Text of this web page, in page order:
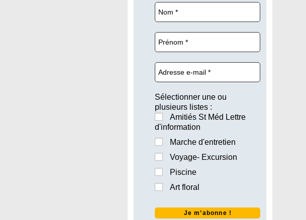
Sélectionner une ou
plusieurs listes :
Amitiés St Méd Lettre
d'information
Marche d'entretien
Voyage- Excursion
Piscine
Art floral